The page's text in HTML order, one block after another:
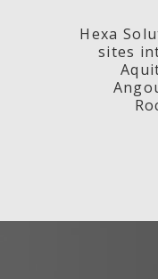
Hexa
sites